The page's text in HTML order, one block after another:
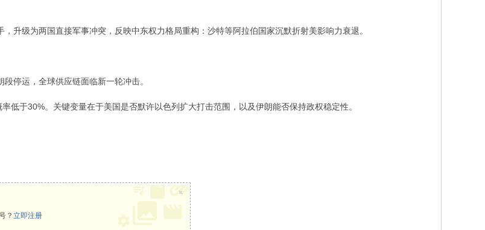
升级为两国直接军事冲突，反映中东权力格局重构：沙特等阿拉伯国家沉默折射美影响力衰退。
停运，全球供应链面临新一轮冲击。
低于30%。关键变量在于美国是否默许以色列扩大打击范围，以及伊朗能否保持政权稳定性。
？ 立即注册
×